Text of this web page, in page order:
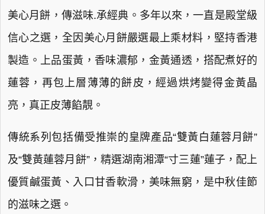
美心月餅，傳滋味.承經典。多年以來，一直是殿堂級
信心之選，全因美心月餅嚴選最上乘材料，堅持香港
製造。上品蛋黃，香味濃郁，金黃通透，搭配煮好的
蓮蓉，再包上層薄薄的餅皮，經過烘烤變得金黃晶
亮，真正皮薄餡靚。
傳統系列包括備受推崇的皇牌產品“雙黃白蓮蓉月餅”
及“雙黃蓮蓉月餅”，精選湖南湘潭“寸三蓮”蓮子，配上
優質鹹蛋黃、入口甘香軟滑，美味無窮，是中秋佳節
的滋味之選。